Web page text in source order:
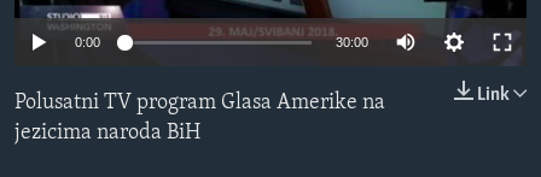
MAGAZIN
Learning English
0:00 30:00
Link
Polusatni TV program Glasa Amerike na
jezicima naroda BiH